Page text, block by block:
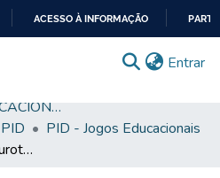
CONTEÚDO
ACESSO À INFORMAÇÃO
Entrar
RECURSOS EDUCACIONAIS
PID - Jogos Educacionais
Quebra cabeça dos Neurotransmissores